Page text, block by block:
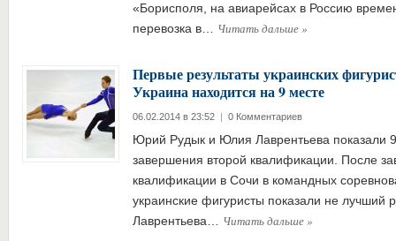
«Борисполя, на авиарейсах в Россию
перевозка в… Читать дальше»
Первые результаты украинских
Украина находится на 9 месте
06.02.2014 в 23:52 | 0 Комментариев
Юрий Рудык и Юлия Лаврентьева показали
завершения второй квалификации. После
квалификации в Сочи в командных
украинские фигуристы показали не лучший
Лаврентьева… Читать дальше»